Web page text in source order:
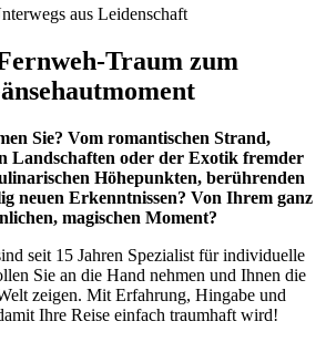
aus Leidenschaft
Traum zum
Sie? Vom romantischen Strand,
Landschaften oder der Exotik fremder
Höhepunkten, berührenden
neuen Erkenntnissen? Von Ihrem ganz
magischen Moment?
seit 15 Jahren Spezialist für individuelle
Sie an die Hand nehmen und Ihnen die
zeigen. Mit Erfahrung, Hingabe und
Ihre Reise einfach traumhaft wird!